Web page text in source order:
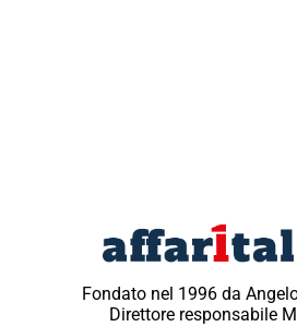
Fondato nel 1996 da
Direttore responsabile